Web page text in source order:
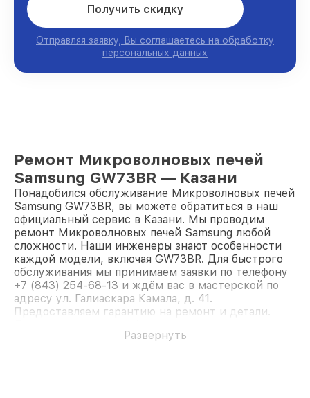
Получить скидку
Отправляя заявку, Вы соглашаетесь на обработку
персональных данных
Ремонт Микроволновых печей
Samsung GW73BR — Казани
Понадобился обслуживание Микроволновых печей
Samsung GW73BR, вы можете обратиться в наш
официальный сервис в Казани. Мы проводим
ремонт Микроволновых печей Samsung любой
сложности. Наши инженеры знают особенности
каждой модели, включая GW73BR. Для быстрого
обслуживания мы принимаем заявки по телефону
+7 (843) 254-68-13 и ждём вас в мастерской по
адресу ул. Галиаскара Камала, д. 41.
Предоставляем гарантию на ремонт и детали.
Развернуть